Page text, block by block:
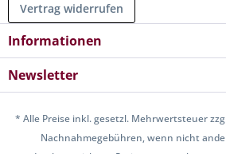
Vertrag widerrufen
Informationen
Newsletter
* Alle Preise inkl. gesetzl. Mehrwertsteuer
Nachnahmegebühren, wenn nicht